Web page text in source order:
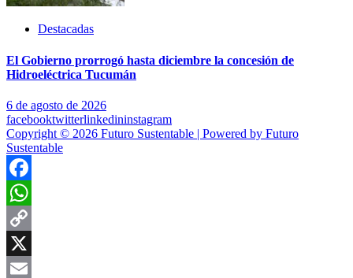
Destacadas
El Gobierno prorrogó hasta diciembre la concesión de
Hidroeléctrica Tucumán
6 de agosto de 2026
facebooktwitterlinkedininstagram
Copyright © 2026 Futuro Sustentable | Powered by Futuro
Sustentable
Facebook
WhatsApp
Copy
Link
X